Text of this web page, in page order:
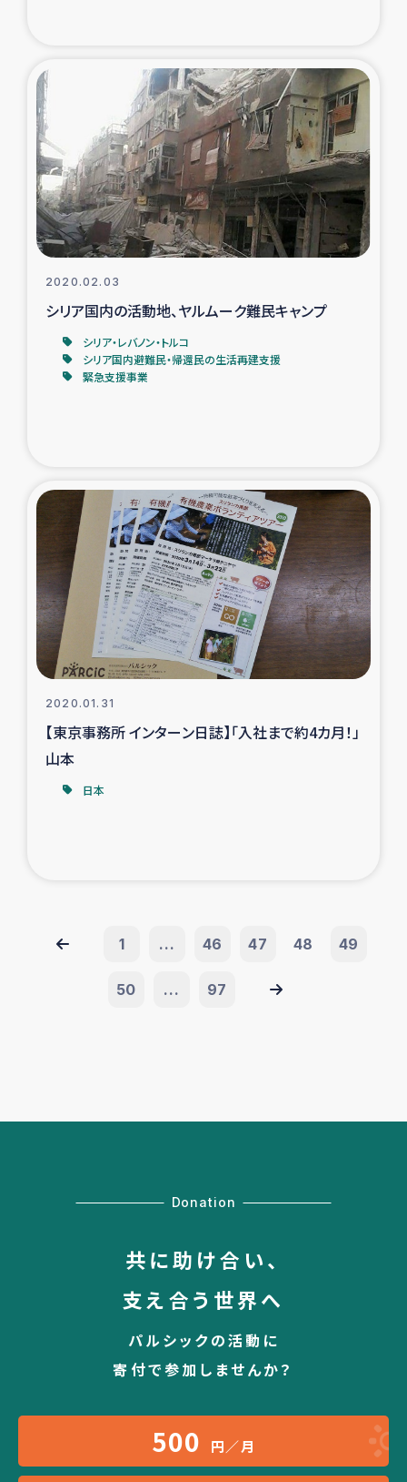
2020.02.03
シリア国内の活動地、ヤルムーク難民キャンプ
シリア・レバノン・トルコ
シリア国内避難民・帰還民の生活再建支援
緊急支援事業
2020.01.31
【東京事務所 インターン日誌】「入社まで約4カ月！」
山本
日本
1 ... 46 47 48 49
50 ... 97
Donation
共に助け合い、
支え合う世界へ
パルシックの活動に
寄付で参加しませんか？
500 円／月